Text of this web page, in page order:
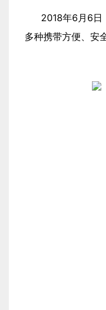
2018年6月6日
多种携带方便、安